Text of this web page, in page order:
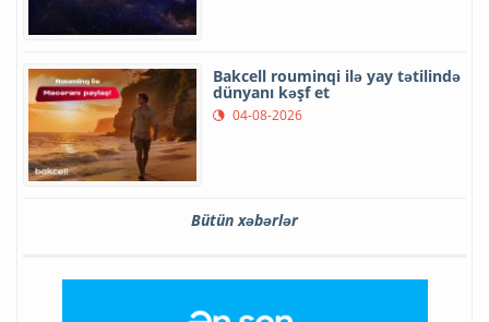
Bakcell rouminqi ilə yay tətilində
dünyanı kəşf et
04-08-2026
Bütün xəbərlər